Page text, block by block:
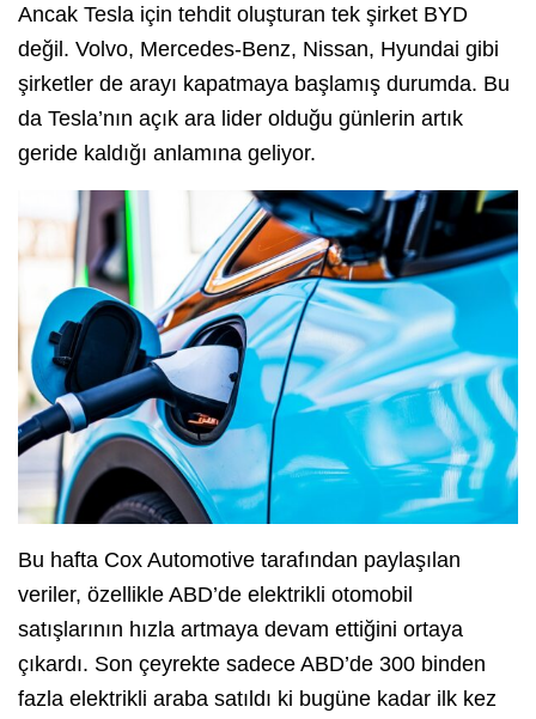
Ancak Tesla için tehdit oluşturan tek şirket BYD
değil. Volvo, Mercedes-Benz, Nissan, Hyundai gibi
şirketler de arayı kapatmaya başlamış durumda. Bu
da Tesla’nın açık ara lider olduğu günlerin artık
geride kaldığı anlamına geliyor.
Bu hafta Cox Automotive tarafından paylaşılan
veriler, özellikle ABD’de elektrikli otomobil
satışlarının hızla artmaya devam ettiğini ortaya
çıkardı. Son çeyrekte sadece ABD’de 300 binden
fazla elektrikli araba satıldı ki bugüne kadar ilk kez